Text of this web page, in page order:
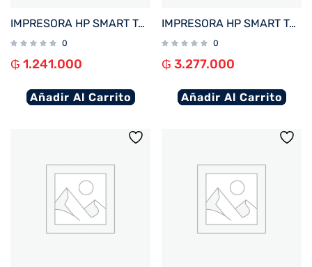
IMPRESORA HP SMART TANK 210 IMP/USB/WIFI/BIVOLT
0
₲ 1.241.000
Añadir Al Carrito
IMPRESORA HP SMART TANK 790 IMP/COP/SCAN/FAX/RED/WIFI/BIVOLT
0
₲ 3.277.000
Añadir Al Carrito